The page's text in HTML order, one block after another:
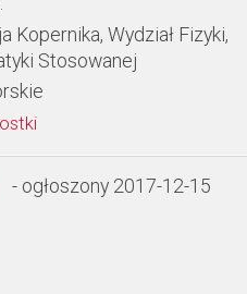
Kopernika, Wydział Fizyki,
Stosowanej
- ogłoszony 2017-12-15